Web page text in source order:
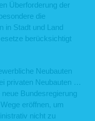
Überforderung der
die
in Stadt und Land
berücksichtigt
Neubauten
privaten Neubauten …
Bundesregierung
eröffnen, um
nicht zu